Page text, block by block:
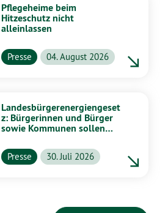
Pflegeheime beim
Hitzeschutz nicht
alleinlassen
Presse 04. August 2026
Landesbürgerenergiengeset
z: Bürgerinnen und Bürger
sowie Kommunen sollen
profitieren
Presse 30. Juli 2026